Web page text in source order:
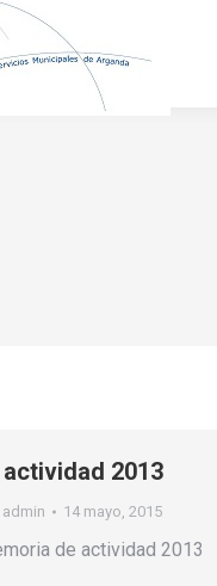
2013
admin 14 mayo, 2015
de actividad 2013